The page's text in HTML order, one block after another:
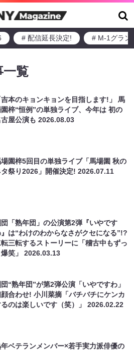
# 配信延長決定! # M-1グラン
一覧
吉本のキョンキョンを目指します!」 馬
梓“恒例”の単独ライブ、今年は 初の
古屋公演も2026.08.03
園梓5回目の単独ライブ「馬場園 秋の
タ祭り2026」開催決定!2026.07.11
団「熟年団」の公演第2弾『いやです
』は“わけのわからなさがクセになる”!?
三転するストーリーに「稽古中もずっ
爆笑」2026.03.13
“熟年団”が第2弾公演「いやですわ」
合わせ! 小川菜摘「バチバチにケンカ
るのは楽しいです（笑）」2026.02.22
ベテランメンバー×若手実力派俳優の